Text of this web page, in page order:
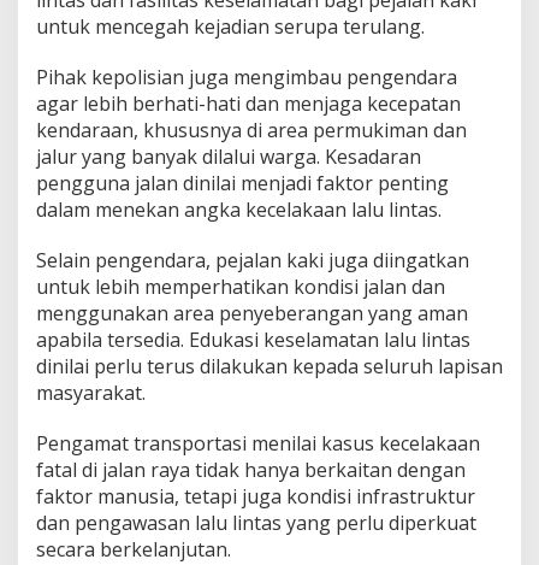
untuk mencegah kejadian serupa terulang.
Pihak kepolisian juga mengimbau pengendara
agar lebih berhati-hati dan menjaga kecepatan
kendaraan, khususnya di area permukiman dan
jalur yang banyak dilalui warga. Kesadaran
pengguna jalan dinilai menjadi faktor penting
dalam menekan angka kecelakaan lalu lintas.
Selain pengendara, pejalan kaki juga diingatkan
untuk lebih memperhatikan kondisi jalan dan
menggunakan area penyeberangan yang aman
apabila tersedia. Edukasi keselamatan lalu lintas
dinilai perlu terus dilakukan kepada seluruh lapisan
masyarakat.
Pengamat transportasi menilai kasus kecelakaan
fatal di jalan raya tidak hanya berkaitan dengan
faktor manusia, tetapi juga kondisi infrastruktur
dan pengawasan lalu lintas yang perlu diperkuat
secara berkelanjutan.